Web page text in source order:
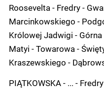
Roosevelta - Fredry -
Marcinkowskiego -
Królowej Jadwigi -
Matyi - Towarowa -
Kraszewskiego -
PIĄTKOWSKA - ... -